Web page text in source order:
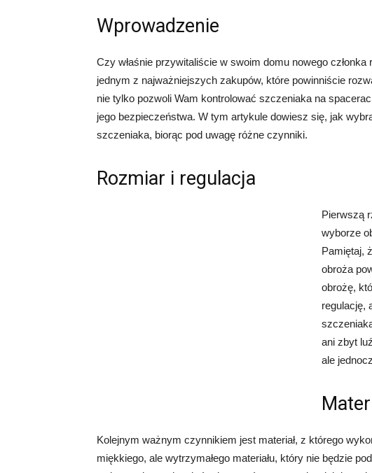
Wprowadzenie
Czy właśnie przywitaliście w swoim domu nowego
jednym z najważniejszych zakupów, które powinniście
nie tylko pozwoli Wam kontrolować szczeniaka na
jego bezpieczeństwa. W tym artykule dowiesz się, jak
szczeniaka, biorąc pod uwagę różne czynniki.
Rozmiar i regulacja
Pierwszą
wyborze
Pamiętaj,
obroża
obrożę,
regulację,
ani zbyt
ale
Kolejnym ważnym czynnikiem jest materiał, z którego
miękkiego, ale wytrzymałego materiału, który nie będzie